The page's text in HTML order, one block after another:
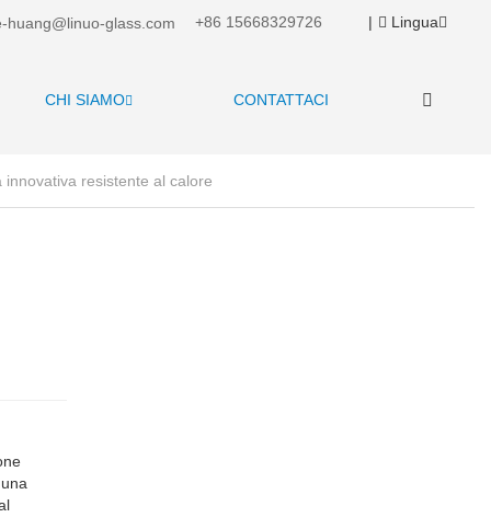
glass.com +86 15668329726 | Lingua
CHI SIAMO CONTATTACI
resistente al calore